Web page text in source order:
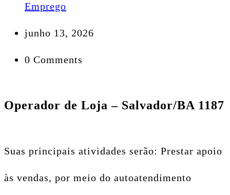
Emprego
junho 13, 2026
0 Comments
Operador de Loja – Salvador/BA 1187
Suas principais atividades serão: Prestar apoio
às vendas, por meio do autoatendimento